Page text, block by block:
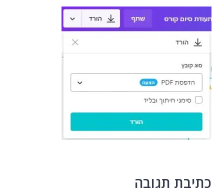
כתיבת תגובה